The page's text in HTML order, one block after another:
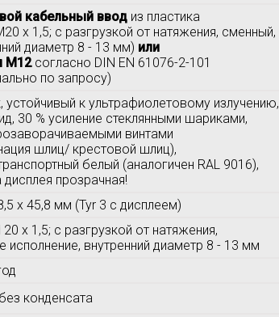
кабельный ввод из пластика
x 1,5; с разгрузкой от натяжения, сменный,
диаметр 8 - 13 мм) или
M12согласно DIN EN 61076-2-101
по запросу)
устойчивый к ультрафиолетовому излучению,
30 % усиление стеклянными шариками,
винтами
шлиц/ крестовой шлиц),
белый (аналогичен RAL 9016),
прозрачная!
x 45,8 мм (Tyr 3 с дисплеем)
x 1,5; с разгрузкой от натяжения,
исполнение, внутренний диаметр 8 - 13 мм
конденсата